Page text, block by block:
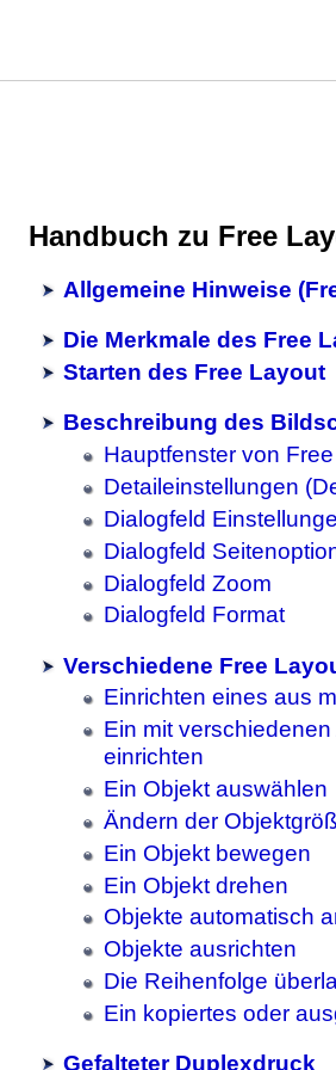
Handbuch zu Free
Allgemeine Hinweise
Die Merkmale des Free
Starten des Free Layout
Beschreibung des
Hauptfenster von
Detaileinstellungen
Dialogfeld
Dialogfeld
Dialogfeld Zoom
Dialogfeld Format
Verschiedene Free
Einrichten eines aus
Ein mit
einrichten
Ein Objekt auswählen
Ändern der
Ein Objekt bewegen
Ein Objekt drehen
Objekte automatisch
Objekte ausrichten
Die Reihenfolge
Ein kopiertes oder
Gefalteter Duplexdruck